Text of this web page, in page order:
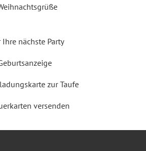
nächste Party
zur Taufe
versenden